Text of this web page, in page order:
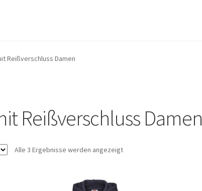
Reißverschluss Damen
Reißverschluss Damen
Alle 3 Ergebnisse werden angezeigtNach